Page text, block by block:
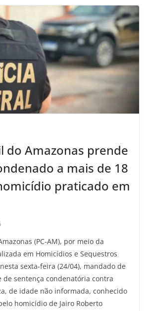
do Amazonas prende
a mais de 18
praticado em
(PC-AM), por meio da
em Homicídios e Sequestros
sexta-feira (24/04), mandado de
de sentença condenatória contra
de idade não informada, conhecido
homicídio de Jairo Roberto